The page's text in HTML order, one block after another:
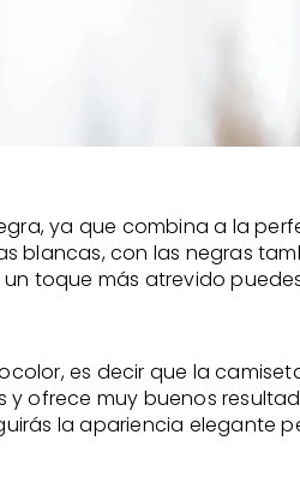
ya que combina a la
blancas, con las negras
toque más atrevido
es decir que la
ofrece muy buenos
la apariencia elegante